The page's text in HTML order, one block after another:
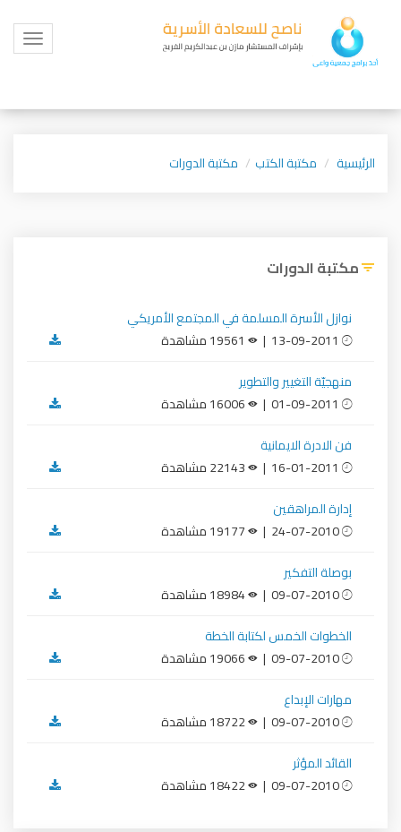
Toggle
الرئيسية مكتبة الكتب مكتبة الدورات
مكتبة الدورات
نوازل الأسرة المسلمة في المجتمع الأمريكي
منهجيّة التغيير والتطوير
فن الادرة الايمانية
إدارة المراهقين
بوصلة التفكير
الخطوات الخمس لكتابة الخطة
مهارات الإبداع
القائد المؤثر